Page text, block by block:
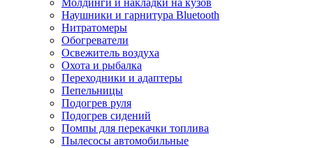
Наушники и гарнитура Bluetooth
Нитратомеры
Обогреватели
Освежитель воздуха
Охота и рыбалка
Переходники и адаптеры
Пепельницы
Подогрев руля
Подогрев сидений
Помпы для перекачки топлива
Пылесосы автомобильные